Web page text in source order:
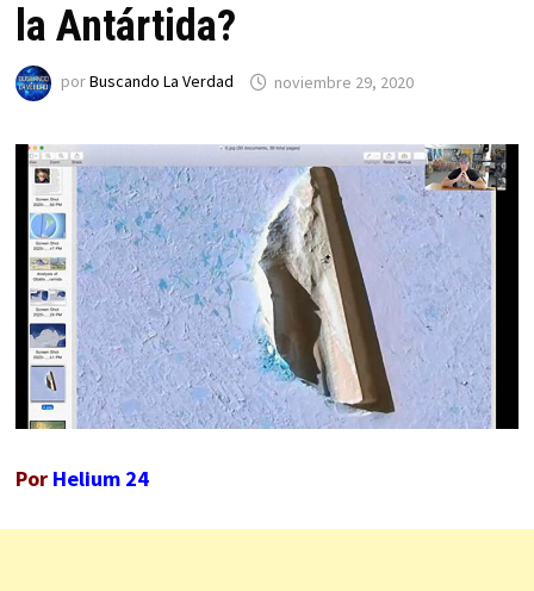
la Antártida?
porBuscando La Verdad noviembre 29, 2020
Por Helium 24